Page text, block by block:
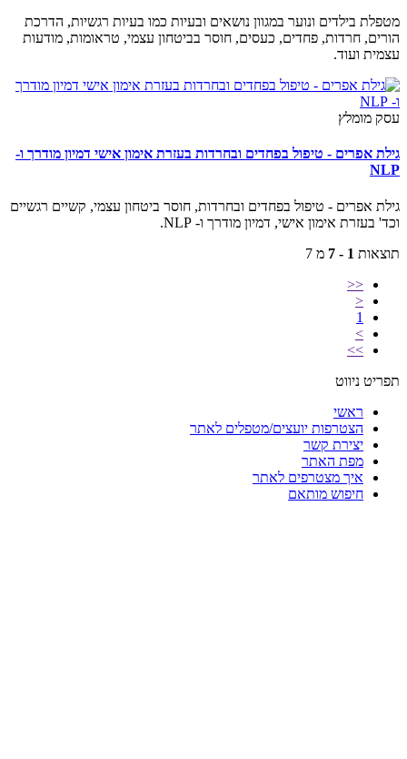
מטפלת בילדים ונוער במגוון נושאים ובעיות כמו בעיות רגשיות, הדרכת
הורים, חרדות, פחדים, כעסים, חוסר בביטחון עצמי, טראומות, מודעות
עצמית ועוד.
עסק מומלץ
גילת אפרים - טיפול בפחדים ובחרדות בעזרת אימון אישי דמיון מודרך ו-
NLP
גילת אפרים - טיפול בפחדים ובחרדות, חוסר ביטחון עצמי, קשיים רגשיים
וכד' בעזרת אימון אישי, דמיון מודרך ו- NLP.
תוצאות 1 - 7
מ 7
<<
<
1
>
>>
תפריט ניווט
ראשי
הצטרפות יועצים/מטפלים לאתר
יצירת קשר
מפת האתר
איך מצטרפים לאתר
חיפוש מותאם